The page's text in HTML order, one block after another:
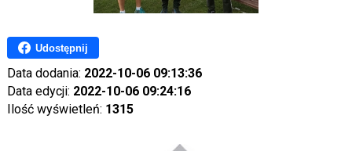
Udostępnij
Data dodania: 2022-10-06 09:13:36
Data edycji: 2022-10-06 09:24:16
Ilość wyświetleń: 1315